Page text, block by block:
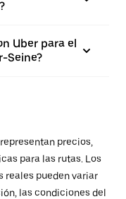
Uber para el
Seine?
precios,
para las rutas. Los
reales pueden variar
las condiciones del